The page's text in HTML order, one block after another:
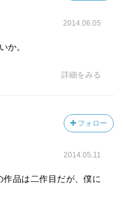
2014.06.05
か。
詳細をみる
フォロー
2014.05.11
品は二作目だが、僕に